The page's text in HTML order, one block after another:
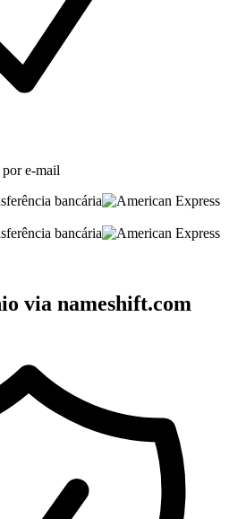
e-mail
via nameshift.com